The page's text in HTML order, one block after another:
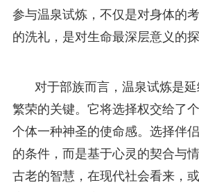
参与温泉试炼，不仅是对身体的
的洗礼，是对生命最深层意义的探
对于部族而言，温泉试炼是
繁荣的关键。它将选择权交给了
个体一种神圣的使命感。选择伴
的条件，而是基于心灵的契合与
古老的智慧，在现代社会看来，